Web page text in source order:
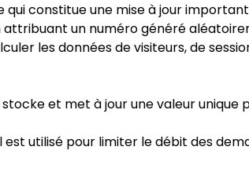
constitue une mise à jour
attribuant un numéro généré
les données de visiteurs, de
et met à jour une valeur unique
utilisé pour limiter le débit des